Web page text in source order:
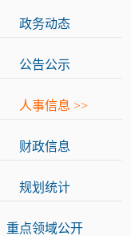
政务动态
公告公示
人事信息 >>
财政信息
规划统计
重点领域公开